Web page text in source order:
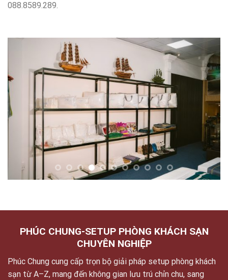
088.8589.289.
PHÚC CHUNG-SETUP PHÒNG KHÁCH SẠN
CHUYÊN NGHIỆP
Phúc Chung cung cấp trọn bộ giải pháp setup phòng khách
sạn từ A–Z, mang đến không gian lưu trú chỉn chu, sang